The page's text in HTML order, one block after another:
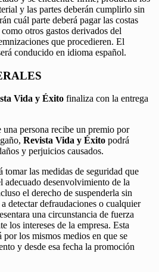
y las partes deberán cumplirlo sin
cuál parte deberá pagar las costas
otros gastos derivados del
que procedieren. El
conducido en idioma español.
Vida y Éxito finaliza con la entrega
una persona recibe un premio por
Revista Vida y Éxito podrá
y perjuicios causados.
tomar las medidas de seguridad que
adecuado desenvolvimiento de la
el derecho de suspenderla sin
detectar defraudaciones o cualquier
una circunstancia de fuerza
los intereses de la empresa. Esta
los mismos medios en que se
y desde esa fecha la promoción